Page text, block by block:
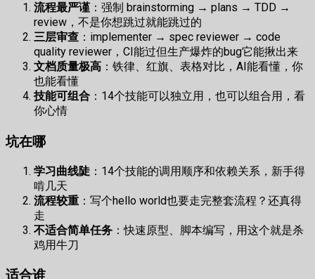
流程最严谨 ：强制 brainstorming → plans → TDD →
review，不是你想跳过就能跳过的
三层审查 ：implementer → spec reviewer → code
quality reviewer，CI能过但生产爆炸的bug它能揪出来
文档质量极高 ：铁律、红旗、表格对比，AI能看懂，你
也能看懂
技能可组合 ：14个技能可以独立用，也可以组合用，看
你心情
坑在哪
学习曲线陡 ：14个技能的调用顺序和依赖关系，新手得
啃几天
流程较重 ：写个hello world也要走完整套流程？还真得
走
不适合简单任务 ：快速原型、脚本编写，用这个就是杀
鸡用牛刀
适合谁